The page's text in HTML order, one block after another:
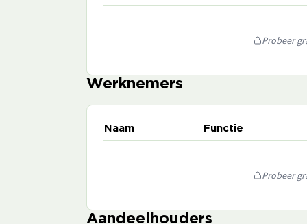
Probeer
Werknemers
Naam Functie
Probeer
Aandeelhouders